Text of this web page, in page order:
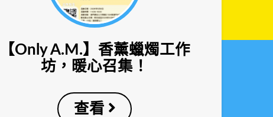
【Only A.M.】香薰蠟燭工作
坊，暖心召集！
查看